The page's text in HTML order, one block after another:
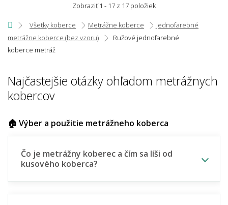
Zobraziť 1 - 17 z 17 položiek
Všetky koberce Metrážne koberce
Jednofarebné
metrážne koberce (bez vzoru)
Ružové jednofarebné
koberce metráž
Najčastejšie otázky ohľadom metrážnych
kobercov
🏠 Výber a použitie metrážneho koberca
Čo je metrážny koberec a čím sa líši od
kusového koberca?